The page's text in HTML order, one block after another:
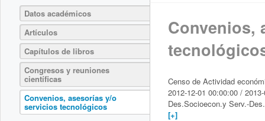
Datos académicos
Artículos
Capítulos de libros
Congresos y reuniones
científicas
Convenios, asesorías y/o
servicios tecnológicos
Convenios,
Censo de Actividad
2012-12-01 00:00:00 /
Des.Socioecon.y Serv.-
[+]